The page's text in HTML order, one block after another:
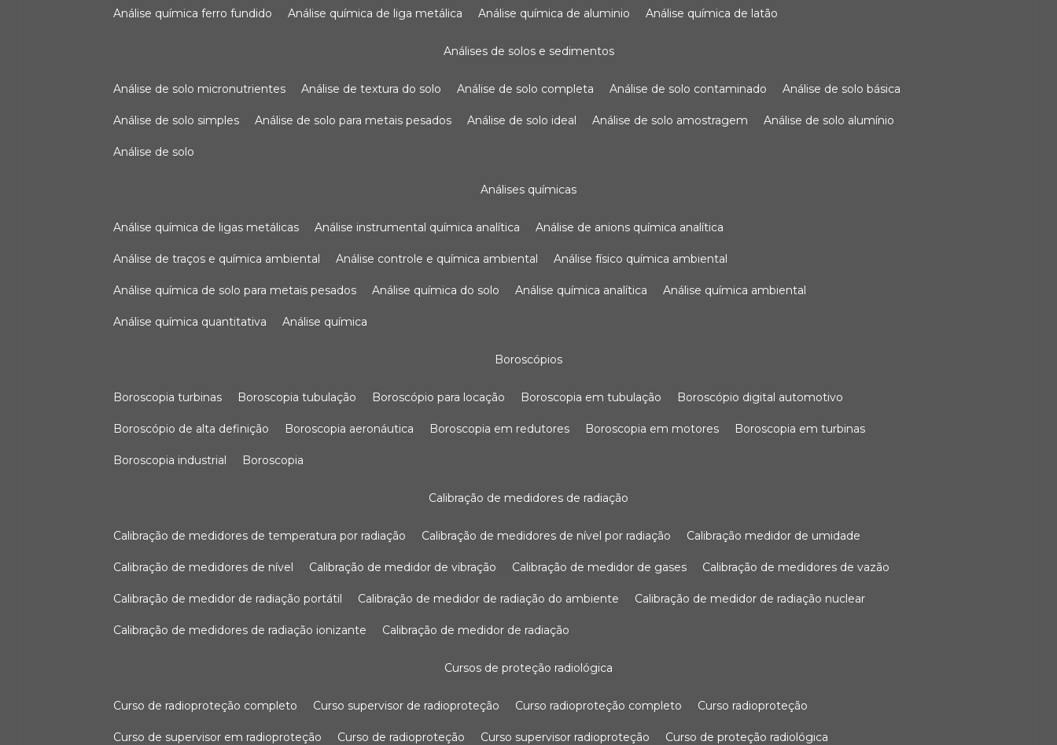
análise química ferro fundido análise química de liga metálica análise química de aluminio análise química de latão
análises de solos e sedimentos
análise de solo micronutrientes análise de textura do solo análise de solo completa análise de solo contaminado análise de solo básica
análise de solo simples análise de solo para metais pesados análise de solo ideal análise de solo amostragem análise de solo alumínio
análise de solo
análises químicas
análise química de ligas metálicas análise instrumental química analítica análise de anions química analítica
análise de traços e química ambiental análise controle e química ambiental análise físico química ambiental
análise química de solo para metais pesados análise química do solo análise química analítica análise química ambiental
análise química quantitativa análise química
boroscópios
boroscopia turbinas boroscopia tubulação boroscópio para locação boroscopia em tubulação boroscópio digital automotivo
boroscópio de alta definição boroscopia aeronáutica boroscopia em redutores boroscopia em motores boroscopia em turbinas
boroscopia industrial boroscopia
calibração de medidores de radiação
calibração de medidores de temperatura por radiação calibração de medidores de nível por radiação calibração medidor de umidade
calibração de medidores de nível calibração de medidor de vibração calibração de medidor de gases calibração de medidores de vazão
calibração de medidor de radiação portátil calibração de medidor de radiação do ambiente calibração de medidor de radiação nuclear
calibração de medidores de radiação ionizante calibração de medidor de radiação
cursos de proteção radiológica
curso de radioproteção completo curso supervisor de radioproteção curso radioproteção completo curso radioproteção
curso de supervisor em radioproteção curso de radioproteção curso supervisor radioproteção curso de proteção radiológica